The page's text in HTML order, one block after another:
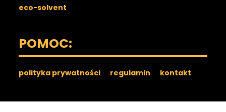
eco-solvent
POMOC:
polityka prywatności regulamin kontakt